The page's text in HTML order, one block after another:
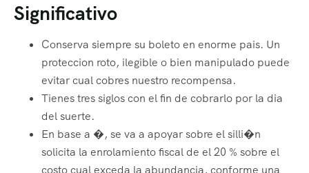
Significativo
Conserva siempre su boleto en enorme pais. Un
proteccion roto, ilegible o bien manipulado puede
evitar cual cobres nuestro recompensa.
Tienes tres siglos con el fin de cobrarlo por la dia
del suerte.
En base a �, se va a apoyar sobre el silli�n
solicita la enrolamiento fiscal de el 20 % sobre el
costo cual exceda la abundancia, conforme una